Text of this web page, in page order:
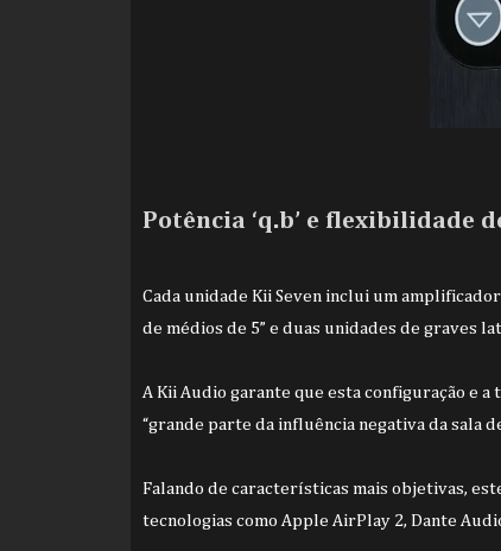
Potência ‘q.b’ e flexibilidade
Cada unidade Kii Seven inclui um
de médios de 5” e duas unidades de graves
A Kii Audio garante que esta configuração e
“grande parte da influência negativa da sala
Falando de características mais objetivas,
tecnologias como Apple AirPlay 2, Dante